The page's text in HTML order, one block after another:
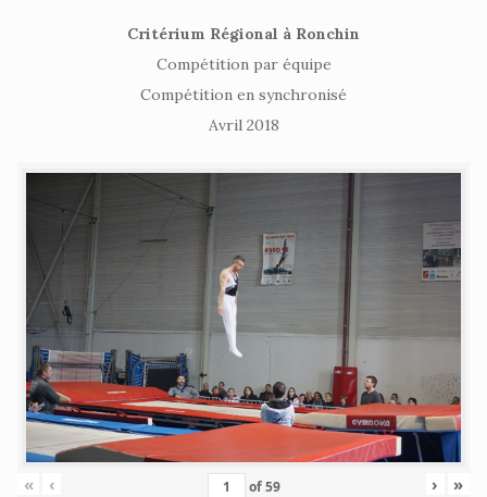
Critérium Régional à Ronchin
Compétition par équipe
Compétition en synchronisé
Avril 2018
« ‹ of59 › »